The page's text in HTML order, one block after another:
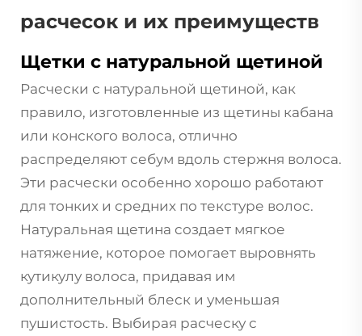
расчесок и их преимуществ
Щетки с натуральной щетиной
Расчески с натуральной щетиной, как
правило, изготовленные из щетины кабана
или конского волоса, отлично
распределяют себум вдоль стержня волоса.
Эти расчески особенно хорошо работают
для тонких и средних по текстуре волос.
Натуральная щетина создает мягкое
натяжение, которое помогает выровнять
кутикулу волоса, придавая им
дополнительный блеск и уменьшая
пушистость. Выбирая расческу с